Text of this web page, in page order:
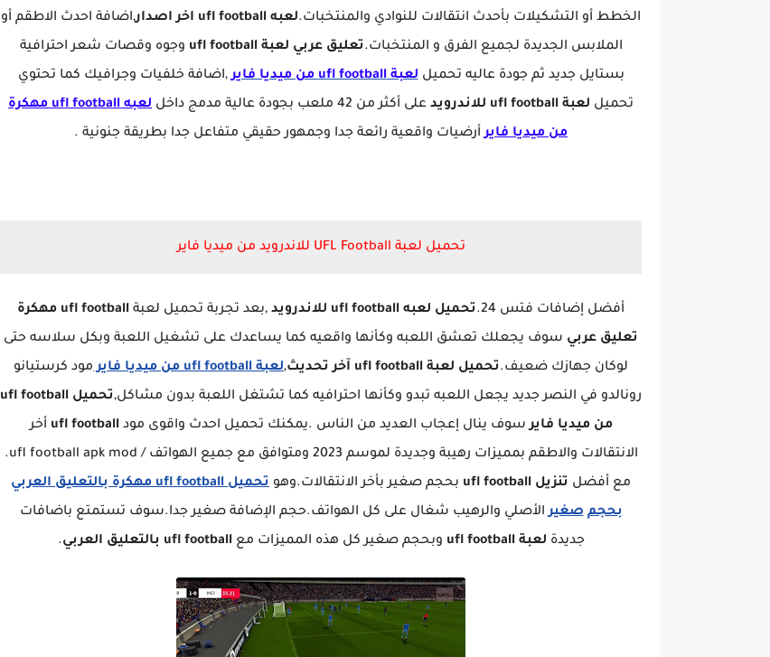
الخطط أو التشكيلات بأحدث انتقالات للنوادي والمنتخبات.لعبه ufl football اخر اصدار
,اضافة احدث الاطقم أو
الملابس الجديدة لجميع الفرق و المنتخبات.تعليق عربي لعبة ufl football
وجوه وقصات شعر احترافية
بستايل جديد ثم جودة عاليه تحميللعبة ufl football من ميديا فاير
,اضافة خلفيات وجرافيك كما تحتوي
تحميل لعبة ufl football للاندرويد على أكثر من 42 ملعب بجودة عالية مدمج داخل
لعبه ufl football مهكرة
من ميديا فايرأرضيات واقعية رائعة جدا وجمهور حقيقي متفاعل جدا بطريقة جنونية .
تحميل لعبة UFL Football للاندرويد من ميديا فاير
أفضل إضافات فتس 24. تحميل لعبه ufl football للاندرويد ,بعد تجربة تحميل لعبة
ufl football مهكرة
تعليق عربي سوف يجعلك تعشق اللعبه وكأنها واقعيه كما يساعدك على تشغيل اللعبة وبكل سلاسه حتى
لوكان جهازك ضعيف.تحميل لعبة ufl football آخر تحديث,لعبة ufl football من ميديا فاير
مود كرستيانو
رونالدو في النصر جديد يجعل اللعبه تبدو وكأنها احترافيه كما تشتغل اللعبة بدون مشاكل,
تحميل ufl football
من ميديا فايرسوف ينال إعجاب العديد من الناس .يمكنك تحميل احدث واقوى مودufl football أخر
الانتقالات والاطقم بمميزات رهيبة وجديدة لموسم 2023 ومتوافق مع جميع الهواتف / ufl football apk mod.
مع أفضل تنزيل ufl football بحجم صغير بأخر الانتقالات.وهو
تحميل ufl football مهكرة بالتعليق العربي
بحجم صغيرالأصلي والرهيب شغال على كل الهواتف.حجم الإضافة صغير جدا.سوف تستمتع باضافات
جديدة لعبة ufl football وبحجم صغير كل هذه المميزات معufl football بالتعليق العربي .